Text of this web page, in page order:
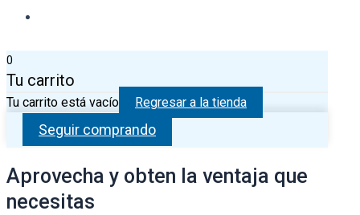
0
Tu carrito
Tu carrito está vacío Regresar a la tienda
Seguir comprando
Aprovecha y obten la ventaja que
necesitas